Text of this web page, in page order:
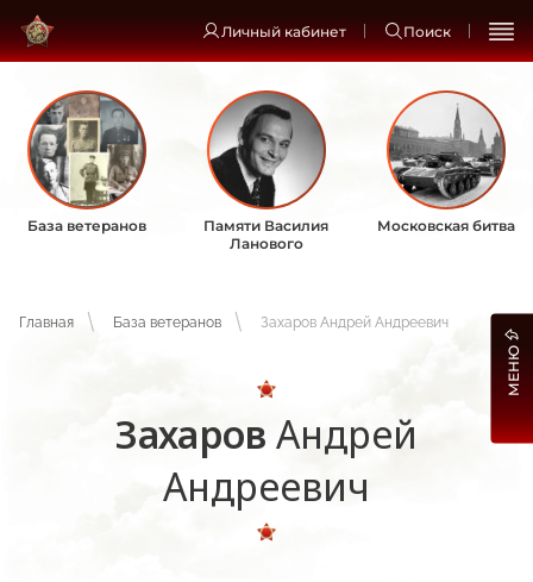
Личный кабинет Поиск
База ветеранов
Памяти Василия
Ланового
Московская битва
Главная База ветеранов Захаров Андрей Андреевич
Захаров Андрей
Андреевич
МЕНЮ